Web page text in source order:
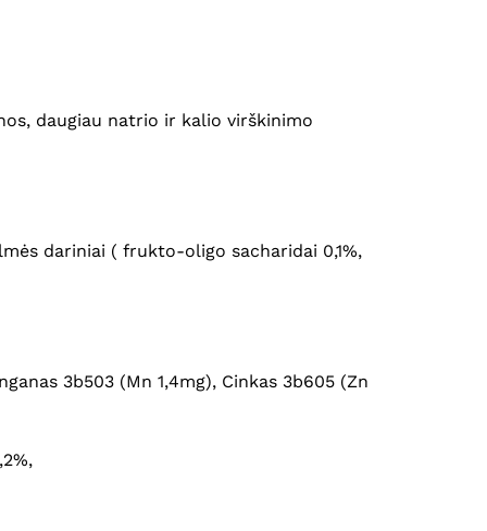
Eiti Į Parduotuvę
daugiau natrio ir kalio virškinimo
dariniai ( frukto-oligo sacharidai 0,1%,
3b503 (Mn 1,4mg), Cinkas 3b605 (Zn